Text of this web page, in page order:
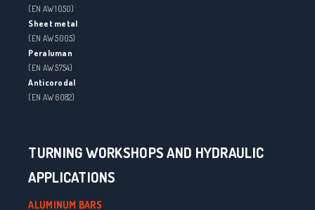
(EN AW 1050)
Sheet metal
(EN AW 5005)
Peraluman
(EN AW 5754)
Anticorodal
(EN AW 6082)
TURNING WORKSHOPS AND HYDRAULIC
APPLICATIONS
ALUMINUM BARS